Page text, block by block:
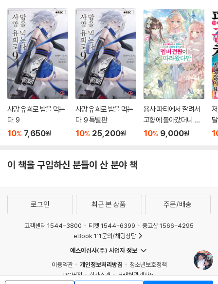
사망 유희로 밥을 먹는
다. 9
10% 7,650원
사망 유희로 밥을 먹는
다. 9 특별판
10% 25,200원
용사 파티에서 잘려서
고향에 돌아갔더니 멤
버 전원이 따라왔다만
10% 9,000원
이 책을 구입하신 분들이 산 분야 책
로그인 최근 본 상품 주문/배송
고객센터 1544-3800 티켓 1544-6399
중고샵 1566-4295
eBook 1:1문의/채팅상담
예스이십사(주) 사업자 정보
이용약관
개인정보처리방침
청소년보호정책
PC버전
회사소개
거래처관계자께